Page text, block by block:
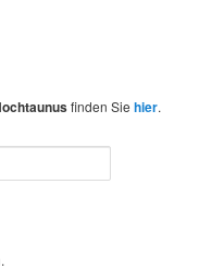
finden Siehier.